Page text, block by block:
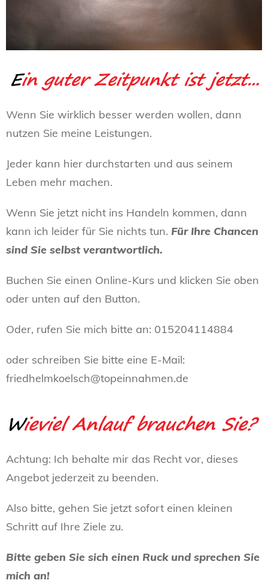
Wenn Sie wirklich besser werden wollen, dann
nutzen Sie meine Leistungen.
Jeder kann hier durchstarten und aus seinem
Leben mehr machen.
Wenn Sie jetzt nicht ins Handeln kommen, dann
kann ich leider für Sie nichts tun. Für Ihre Chancen
sind Sie selbst verantwortlich.
Buchen Sie einen Online-Kurs und klicken Sie oben
oder unten auf den Button.
Oder, rufen Sie mich bitte an: 015204114884
oder schreiben Sie bitte eine E-Mail:
friedhelmkoelsch@topeinnahmen.de
Achtung: Ich behalte mir das Recht vor, dieses
Angebot jederzeit zu beenden.
Also bitte, gehen Sie jetzt sofort einen kleinen
Schritt auf Ihre Ziele zu.
Bitte geben Sie sich einen Ruck und sprechen Sie
mich an!